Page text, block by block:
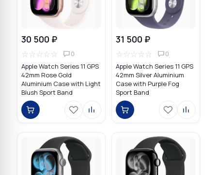
30 500 ₽
☆☆☆☆☆ 0
Apple Watch Series 11 GPS
42mm Rose Gold
Aluminium Case with Light
Blush Sport Band
31 500 ₽
☆☆☆☆☆ 0
Apple Watch Series 11 GPS
42mm Silver Aluminium
Case with Purple Fog
Sport Band